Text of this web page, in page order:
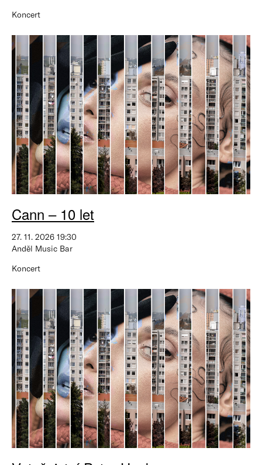
Koncert
Cann – 10 let
27. 11. 2026 19:30
Anděl Music Bar
Koncert